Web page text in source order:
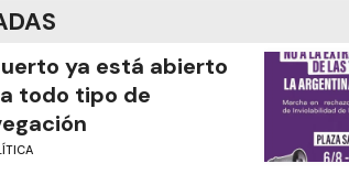
ya está abierto
todo tipo de